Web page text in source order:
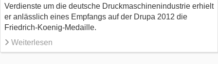
Verdienste um die deutsche Druckmaschinenindustrie erhielt
er anlässlich eines Empfangs auf der Drupa 2012 die
Friedrich-Koenig-Medaille.
Weiterlesen